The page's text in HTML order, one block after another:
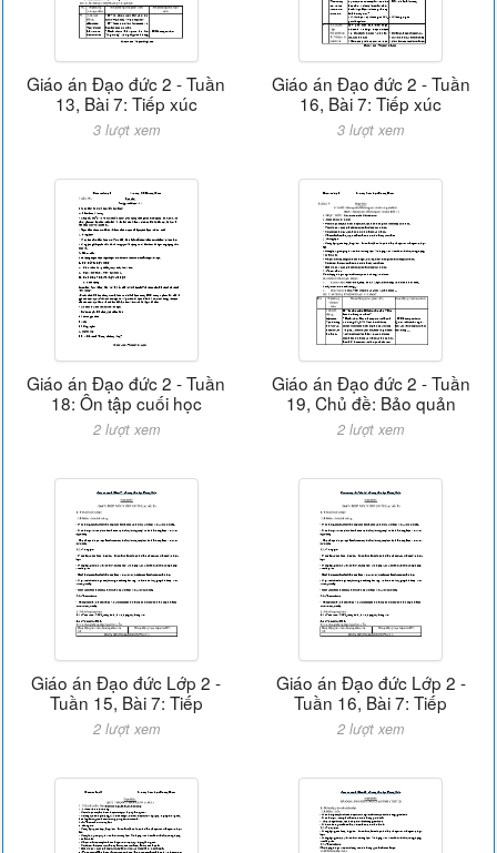
Giáo án Đạo đức 2 - Tuần
13, Bài 7: Tiếp xúc
3 lượt xem
Giáo án Đạo đức 2 - Tuần
16, Bài 7: Tiếp xúc
3 lượt xem
Giáo án Đạo đức 2 - Tuần
18: Ôn tập cuối học
2 lượt xem
Giáo án Đạo đức 2 - Tuần
19, Chủ đề: Bảo quản
2 lượt xem
Giáo án Đạo đức Lớp 2 -
Tuần 15, Bài 7: Tiếp
2 lượt xem
Giáo án Đạo đức Lớp 2 -
Tuần 16, Bài 7: Tiếp
2 lượt xem